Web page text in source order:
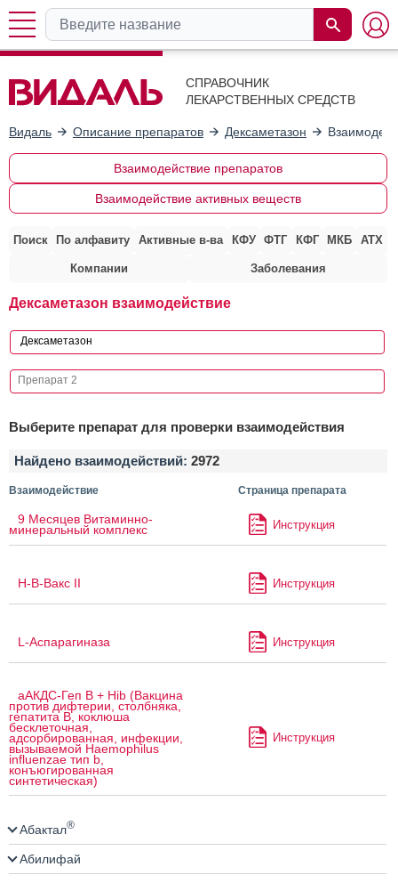
СПРАВОЧНИК
ЛЕКАРСТВЕННЫХ СРЕДСТВ
Видаль Описание препаратов Дексаметазон
Взаимодействие препаратов
Взаимодействие активных веществ
Поиск По алфавиту Активные в-ва КФУ ФТГ КФГ МКБ АТХ
Компании Заболевания
Дексаметазон взаимодействие
Выберите препарат для проверки взаимодействия
Найдено взаимодействий: 2972
Взаимодействие Страница препарата
9 Месяцев Витаминно-
минеральный комплекс Инструкция
H-B-Вакс II Инструкция
L-Аспарагиназа Инструкция
аАКДС-Геп B + Hib (Вакцина
против дифтерии, столбняка,
гепатита B, коклюша
бесклеточная,
адсорбированная, инфекции,
вызываемой Haemophilus
influenzae тип b,
конъюгированная
синтетическая)
Инструкция
Абактал®
Абилифай